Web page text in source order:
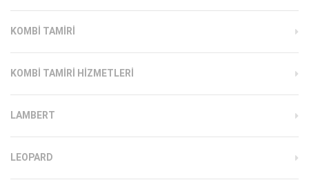
KOMBI TAMIRI
KOMBI TAMIRI HIZMETLERI
LAMBERT
LEOPARD